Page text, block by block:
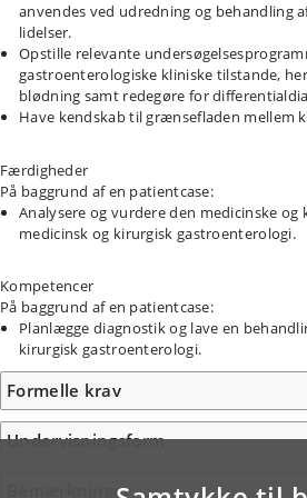
anvendes ved udredning og behandling
lidelser.
Opstille relevante
gastroenterologiske kliniske tilstande,
blødning samt redegøre for
Have kendskab til grænsefladen mellem
Færdigheder
På baggrund af en patientcase:
Analysere og vurdere den medicinske
medicinsk og kirurgisk gastroenterologi.
Kompetencer
På baggrund af en patientcase:
Planlægge diagnostik og lave en
kirurgisk gastroenterologi.
Formelle krav
Undervisningsform
Bemærkninger